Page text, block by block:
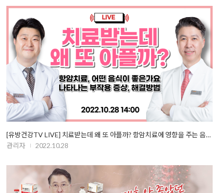
[유방건강TV LIVE] 치료받는데 왜 또 아플까? 항암치료에 영향을 주는 음…
관리자
2022.10.28